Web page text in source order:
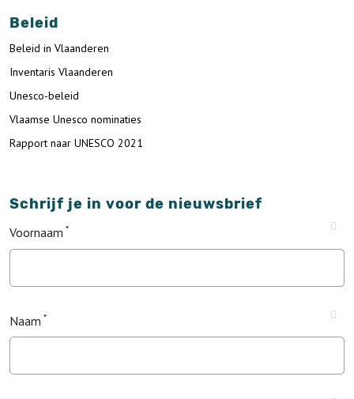
Beleid
Beleid in Vlaanderen
Inventaris Vlaanderen
Unesco-beleid
Vlaamse Unesco nominaties
Rapport naar UNESCO 2021
Schrijf je in voor de nieuwsbrief
Voornaam
Naam